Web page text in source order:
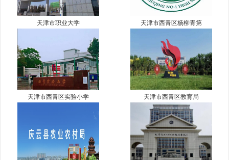
天津市职业大学 天津市西青区杨柳青第
天津市西青区实验小学 天津市西青区教育局